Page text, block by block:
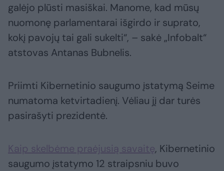
galėjo plūsti masiškai. Manome, kad mūsų
nuomonę parlamentarai išgirdo ir suprato,
kokį pavojų tai gali sukelti“, – sakė „Infobalt“
atstovas Antanas Bubnelis.
Priimti Kibernetinio saugumo įstatymą Seime
numatoma ketvirtadienį. Vėliau jį dar turės
pasirašyti prezidentė.
Kaip skelbėme praėjusią savaitę, Kibernetinio
saugumo įstatymo 12 straipsniu buvo